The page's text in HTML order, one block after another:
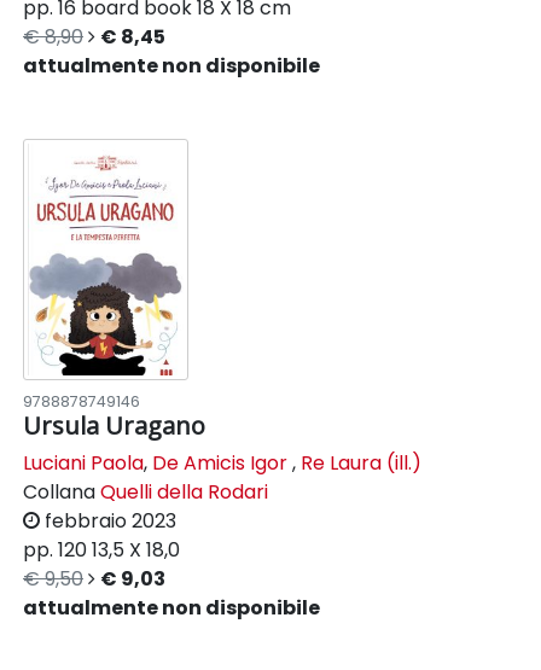
pp. 16 board book18 X 18 cm
€ 8,90
€ 8,45
attualmente non disponibile
9788878749146
Ursula Uragano
Luciani Paola, De Amicis Igor, Re Laura (ill.)
CollanaQuelli della Rodari
febbraio 2023
pp. 12013,5 X 18,0
€ 9,50
€ 9,03
attualmente non disponibile